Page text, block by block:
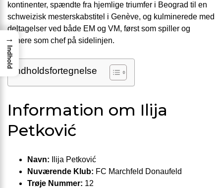
kontinenter, spændte fra hjemlige triumfer i Beograd til en
schweizisk mesterskabstitel i Genève, og kulminerede med
deltagelser ved både EM og VM, først som spiller og
senere som chef på sidelinjen.
Indholdsfortegnelse
Information om Ilija
Petković
Navn: Ilija Petković
Nuværende Klub: FC Marchfeld Donaufeld
Trøje Nummer: 12
→
Indhold